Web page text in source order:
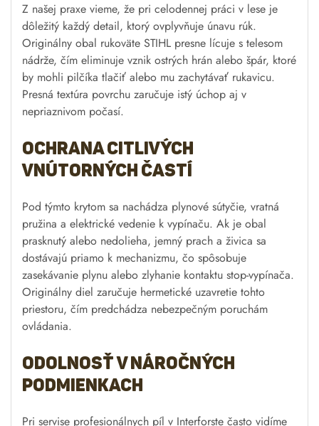
Z našej praxe vieme, že pri celodennej práci v lese je
dôležitý každý detail, ktorý ovplyvňuje únavu rúk.
Originálny obal rukoväte STIHL presne lícuje s telesom
nádrže, čím eliminuje vznik ostrých hrán alebo špár, ktoré
by mohli pilčíka tlačiť alebo mu zachytávať rukavicu.
Presná textúra povrchu zaručuje istý úchop aj v
nepriaznivom počasí.
Ochrana citlivých
vnútorných častí
Pod týmto krytom sa nachádza plynové sútyčie, vratná
pružina a elektrické vedenie k vypínaču. Ak je obal
prasknutý alebo nedolieha, jemný prach a živica sa
dostávajú priamo k mechanizmu, čo spôsobuje
zasekávanie plynu alebo zlyhanie kontaktu stop-vypínača.
Originálny diel zaručuje hermetické uzavretie tohto
priestoru, čím predchádza nebezpečným poruchám
ovládania.
Odolnosť v náročných
podmienkach
Pri servise profesionálnych píl v Interforste často vidíme